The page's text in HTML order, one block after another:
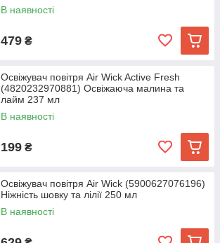
В наявності
479 ₴
Освіжувач повітря Air Wick Active Fresh
(4820232970881) Освіжаюча малина та
лайм 237 мл
В наявності
199 ₴
Освіжувач повітря Air Wick (5900627076196)
Ніжність шовку та лілії 250 мл
В наявності